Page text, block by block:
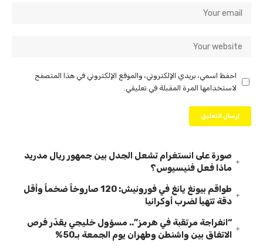
احفظ اسمي، بريدي الإلكتروني، والموقع الإلكتروني في هذا المتصفح
لاستخدامها المرة المقبلة في تعليقي.
صورة على انستغرام تشعل الجدل بين جمهور ريال مدريد
ماذا فعل فنيسيوس؟
طواقم بيونغ يانغ في فورونيش: 120 صاروخاً ضخماً وأقل
دقة تتهيأ لضرب أوكرانيا
“انفراجة مرتقبة في هرمز”.. مسؤول خليجي يقدّر فرص
الاتفاق بين واشنطن وطهران يوم الجمعة بـ50%